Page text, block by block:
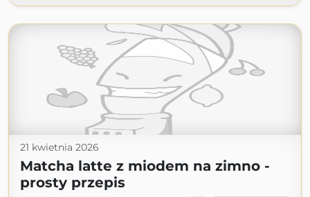
21 kwietnia 2026
Matcha latte z miodem na zimno -
prosty przepis